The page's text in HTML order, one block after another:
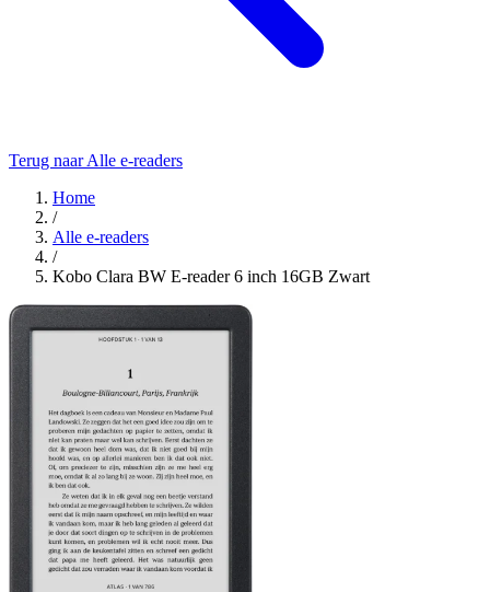
Terug naar Alle e-readers
Home
/
Alle e-readers
/
Kobo Clara BW E-reader 6 inch 16GB Zwart